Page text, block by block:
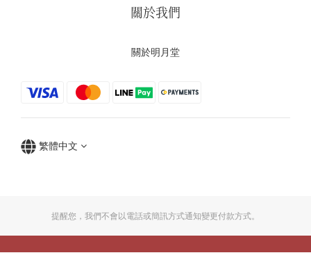
關於我們
關於明月堂
繁體中文
提醒您，我們不會以電話或簡訊方式通知變更付款方式。